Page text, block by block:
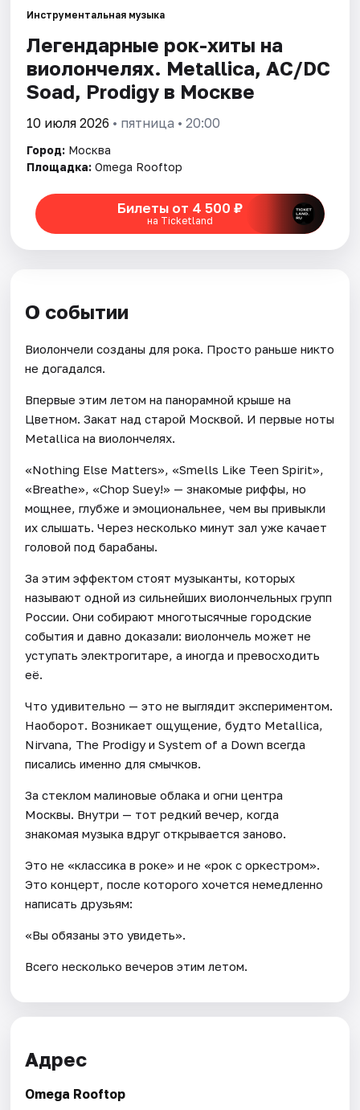
Города
Площадки
Артисты
Рейтинги
Инструментальная музыка
Легендарные рок-хиты на
виолончелях. Metallica, AC/DC
Soad, Prodigy в Москве
10 июля 2026 • пятница • 20:00
Город: Москва
Площадка: Omega Rooftop
Билеты от 4 500 ₽
на Ticketland
О событии
Виолончели созданы для рока. Просто раньше никто
не догадался.
Впервые этим летом на панорамной крыше на
Цветном. Закат над старой Москвой. И первые ноты
Metallica на виолончелях.
«Nothing Else Matters», «Smells Like Teen Spirit»,
«Breathe», «Chop Suey!» — знакомые риффы, но
мощнее, глубже и эмоциональнее, чем вы привыкли
их слышать. Через несколько минут зал уже качает
головой под барабаны.
За этим эффектом стоят музыканты, которых
называют одной из сильнейших виолончельных групп
России. Они собирают многотысячные городские
события и давно доказали: виолончель может не
уступать электрогитаре, а иногда и превосходить
её.
Что удивительно — это не выглядит экспериментом.
Наоборот. Возникает ощущение, будто Metallica,
Nirvana, The Prodigy и System of a Down всегда
писались именно для смычков.
За стеклом малиновые облака и огни центра
Москвы. Внутри — тот редкий вечер, когда
знакомая музыка вдруг открывается заново.
Это не «классика в роке» и не «рок с оркестром».
Это концерт, после которого хочется немедленно
написать друзьям:
«Вы обязаны это увидеть».
Всего несколько вечеров этим летом.
Адрес
Omega Rooftop